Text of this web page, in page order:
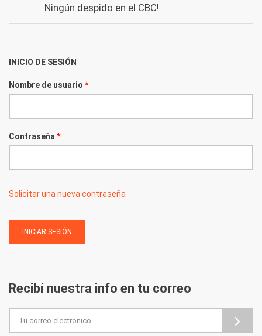
Ningún despido en el CBC!
INICIO DE SESIÓN
Nombre de usuario *
Contraseña *
Solicitar una nueva contraseña
Recibí nuestra info en tu correo